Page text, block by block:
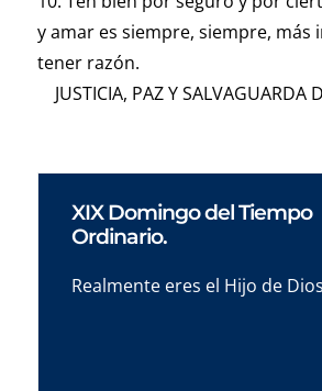
y amar es siempre, siempre,
tener razón.
JUSTICIA, PAZ Y SALVAGUARDA
XIX Domingo del Tiempo
Ordinario.
Realmente eres el Hijo de Dios